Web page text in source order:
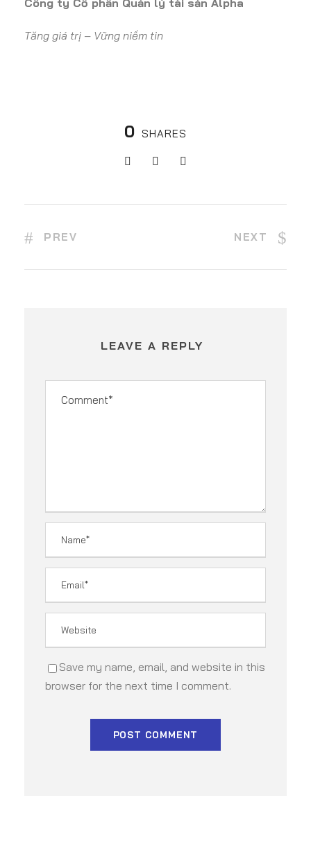
Tăng giá trị – Vững niềm tin
0 SHARES
PREV NEXT
LEAVE A REPLY
Save my name, email, and website in this
browser for the next time I comment.